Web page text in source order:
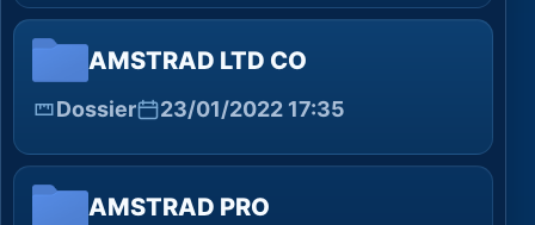
AMSTRAD LTD CO
Dossier 23/01/2022 17:35
AMSTRAD PRO